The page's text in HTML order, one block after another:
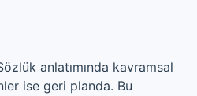
anlatımında kavramsal
ise geri planda. Bu